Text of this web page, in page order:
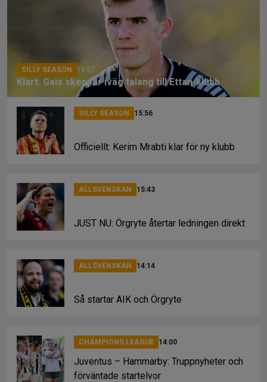
o
o
k
d
s
SILLY SEASON 16:07
Klart: Gais skeppar iväg talang till Ettan-klubb
SILLY SEASON 15:56
Officiellt: Kerim Mrabti klar för ny klubb
ALLSVENSKAN 15:43
JUST NU: Örgryte återtar ledningen direkt
ALLSVENSKAN 14:14
Så startar AIK och Örgryte
CHAMPIONS LEAGUE 14:00
Juventus – Hammarby: Truppnyheter och
förväntade startelvor